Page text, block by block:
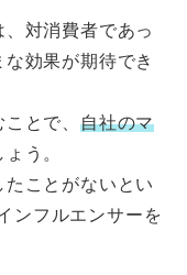
対消費者であっ
効果が期待でき
ことで、自社のマ
う。
ことがないとい
ンフルエンサーを